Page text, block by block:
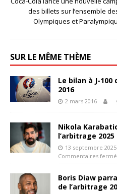
des billets sur l’ensemble
Olympiques et
SUR LE MÊME THÈME
Le bilan à J-100
2016
2 mars 2016
Nikola
l’arbitrage 2025
13 septembre 2025
Commentaires
Boris Diaw
de l’arbitrage